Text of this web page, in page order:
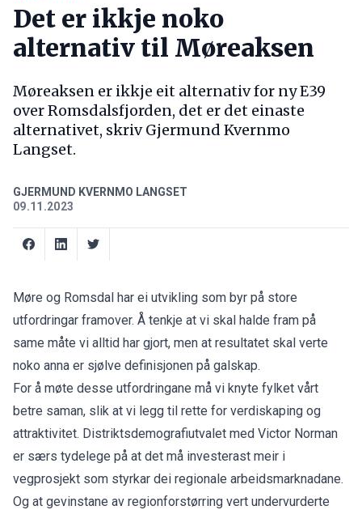
Det er ikkje noko
alternativ til Møreaksen
Møreaksen er ikkje eit alternativ for ny E39
over Romsdalsfjorden, det er det einaste
alternativet, skriv Gjermund Kvernmo
Langset.
GJERMUND KVERNMO LANGSET
09.11.2023
Møre og Romsdal har ei utvikling som byr på store
utfordringar framover. Å tenkje at vi skal halde fram på
same måte vi alltid har gjort, men at resultatet skal verte
noko anna er sjølve definisjonen på galskap.
For å møte desse utfordringane må vi knyte fylket vårt
betre saman, slik at vi legg til rette for verdiskaping og
attraktivitet. Distriktsdemografiutvalet med Victor Norman
er særs tydelege på at det må investerast meir i
vegprosjekt som styrkar dei regionale arbeidsmarknadane.
Og at gevinstane av regionforstørring vert undervurderte